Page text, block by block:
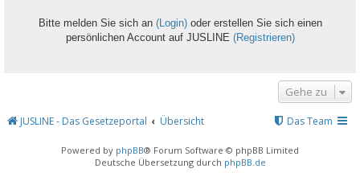
Bitte melden Sie sich an (Login)oder erstellen Sie sich einen
persönlichen Account auf JUSLINE (Registrieren)
Gehe zu
JUSLINE - Das Gesetzeportal Übersicht Das Team
Powered by phpBB® Forum Software © phpBB Limited
Deutsche Übersetzung durch phpBB.de